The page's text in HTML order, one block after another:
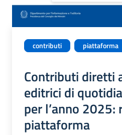
contributi piattaforma
Contributi diretti
editrici di
per l’anno 2025:
piattaforma